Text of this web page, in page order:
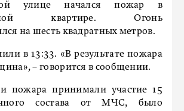
улице начался пожар в
квартире. Огонь
на шесть квадратных метров.
в 13:33. «В результате пожара
– говорится в сообщении.
пожара принимали участие 15
состава от МЧС, было